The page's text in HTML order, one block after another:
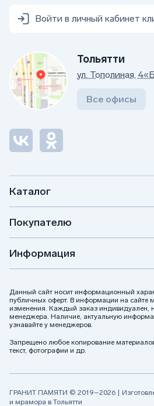
Каталог
Покупателю
Информация
Данный сайт носит информационный
публичных оферт. В информации на сайте
изменения. Каждый заказ индивидуален,
менеджера. Наличие, актуальную
узнавайте у менеджеров.
Запрещено любое копирование
текст, фотографии и др.
Войти в личный кабинет
Тольятти
ул. Тополиная,
Все офисы
ГРАНИТ ПАМЯТИ © 2019–2026 |
и мрамора в Тольятти